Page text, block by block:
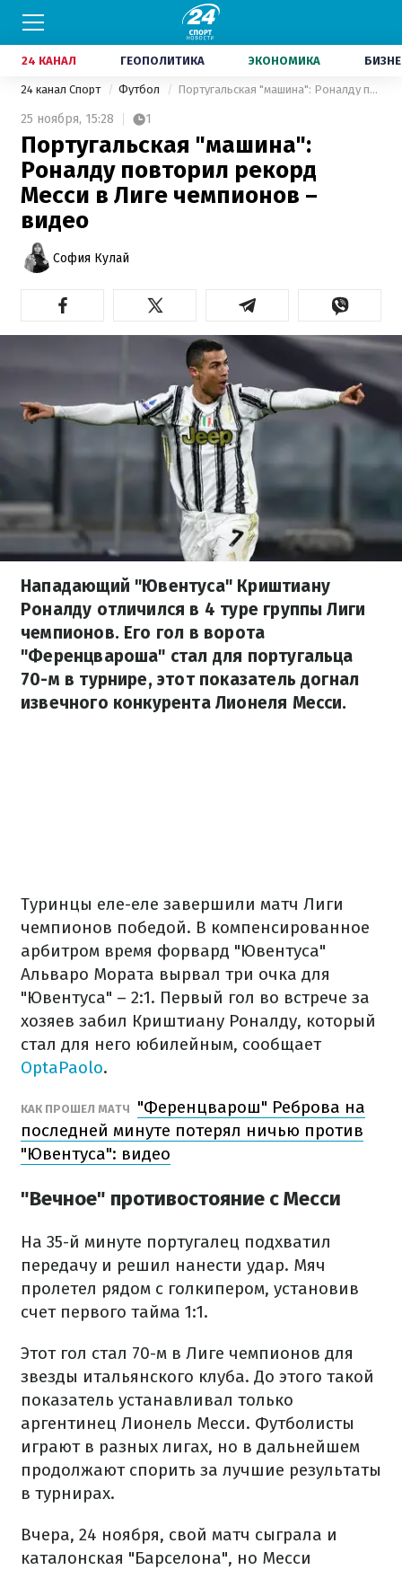
24 КАНАЛ ГЕОПОЛИТИКА ЭКОНОМИКА
24 канал Спорт Футбол Португальская "машина": Роналду повторил рекорд Месси в Лиге чемпионов – видео
25 ноября, 15:28 1
Португальская "машина":
Роналду повторил рекорд
Месси в Лиге чемпионов –
видео
София Кулай
Нападающий "Ювентуса" Криштиану
Роналду отличился в 4 туре группы Лиги
чемпионов. Его гол в ворота
"Ференцвароша" стал для португальца
70-м в турнире, этот показатель догнал
извечного конкурента Лионеля Месси.
Туринцы еле-еле завершили матч Лиги
чемпионов победой. В компенсированное
арбитром время форвард "Ювентуса"
Альваро Мората вырвал три очка для
"Ювентуса" – 2:1. Первый гол во встрече за
хозяев забил Криштиану Роналду, который
стал для него юбилейным, сообщает
OptaPaolo.
КАК ПРОШЕЛ МАТЧ
"Ференцварош" Реброва на
последней минуте потерял ничью против
"Ювентуса": видео
"Вечное" противостояние с Месси
На 35-й минуте португалец подхватил
передачу и решил нанести удар. Мяч
пролетел рядом с голкипером, установив
счет первого тайма 1:1.
Этот гол стал 70-м в Лиге чемпионов для
звезды итальянского клуба. До этого такой
показатель устанавливал только
аргентинец Лионель Месси. Футболисты
играют в разных лигах, но в дальнейшем
продолжают спорить за лучшие результаты
в турнирах.
Вчера, 24 ноября, свой матч сыграла и
каталонская "Барселона", но Месси